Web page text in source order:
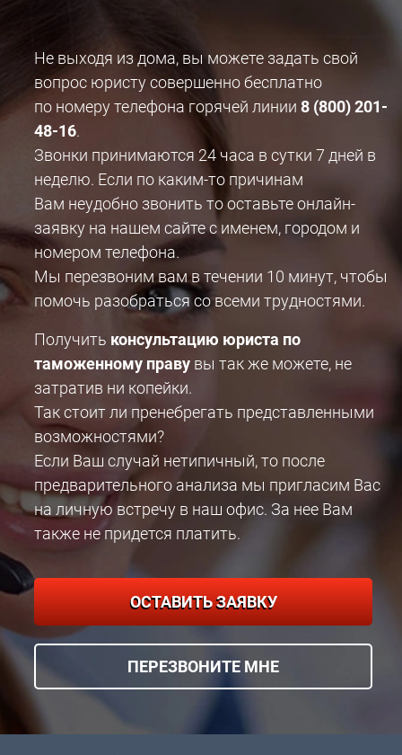
Не выходя из дома, вы можете задать свой
вопрос юристу совершенно бесплатно
по номеру телефона горячей линии 8 (800) 201-
48-16.
Звонки принимаются 24 часа в сутки 7 дней в
неделю. Если по каким-то причинам
Вам неудобно звонить то оставьте онлайн-
заявку на нашем сайте с именем, городом и
номером телефона.
Мы перезвоним вам в течении 10 минут, чтобы
помочь разобраться со всеми трудностями.
Получить консультацию юриста по
таможенному праву вы так же можете, не
затратив ни копейки.
Так стоит ли пренебрегать представленными
возможностями?
Если Ваш случай нетипичный, то после
предварительного анализа мы пригласим Вас
на личную встречу в наш офис. За нее Вам
также не придется платить.
ОСТАВИТЬ ЗАЯВКУ
ПЕРЕЗВОНИТЕ МНЕ